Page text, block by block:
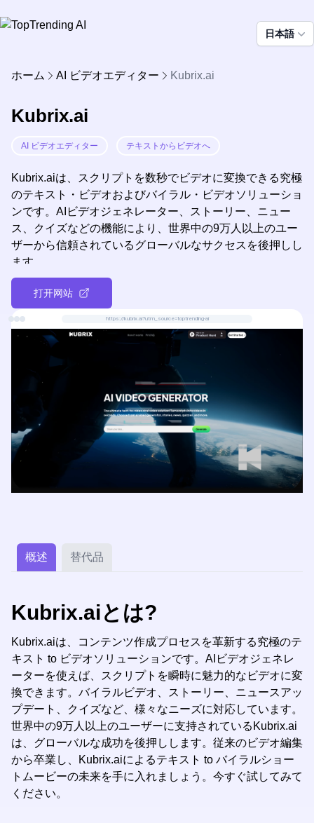
日本語
ホーム AI ビデオエディター Kubrix.ai
Kubrix.ai
AI ビデオエディター テキストからビデオへ
Kubrix.aiは、スクリプトを数秒でビデオに変換できる究極
のテキスト・ビデオおよびバイラル・ビデオソリューショ
ンです。AIビデオジェネレーター、ストーリー、ニュー
ス、クイズなどの機能により、世界中の9万人以上のユー
ザーから信頼されているグローバルなサクセスを後押しし
ます。
打开网站
https://kubrix.ai?utm_source=toptrending-ai
概述 替代品
Kubrix.aiとは?
Kubrix.aiは、コンテンツ作成プロセスを革新する究極のテ
キスト to ビデオソリューションです。AIビデオジェネレ
ーターを使えば、スクリプトを瞬時に魅力的なビデオに変
換できます。バイラルビデオ、ストーリー、ニュースアッ
プデート、クイズなど、様々なニーズに対応しています。
世界中の9万人以上のユーザーに支持されているKubrix.ai
は、グローバルな成功を後押しします。従来のビデオ編集
から卒業し、Kubrix.aiによるテキスト to バイラルショー
トムービーの未来を手に入れましょう。今すぐ試してみて
ください。